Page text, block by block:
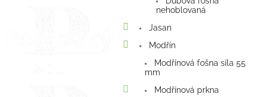
nehoblovaná
Jasan
Modřín
Modřínová fošna síla 55
mm
Modřínová prkna